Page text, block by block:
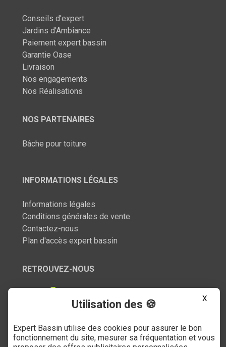
Conseils d'expert
Jardins d'Ambiance
Paiement expert bassin
Garantie Oase
Livraison
Nos engagements
Nos Réalisations
NOS PARTENAIRES
Bâche pour toiture
INFORMATIONS LÉGALES
Informations légales
Conditions générales de vente
Contactez-nous
Plan d'accès expert bassin
RETROUVEZ-NOUS
SERVICE CLIENT
X
Utilisation des 🍪
Expert Bassin utilise des cookies pour assurer le bon
fonctionnement du site, mesurer sa fréquentation et vous